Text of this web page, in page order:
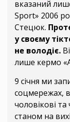
вказаний
Sport» 2006
Стецюк.
у своєму
не володіє.
лише кермо
9 січня ми
соцмережах, в
чоловікові
станом на